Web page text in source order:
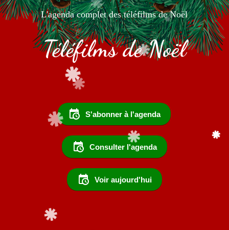
L'agenda complet des téléfilms de Noël
Téléfilms de Noël
S'abonner à l'agenda
Consulter l'agenda
Voir aujourd'hui